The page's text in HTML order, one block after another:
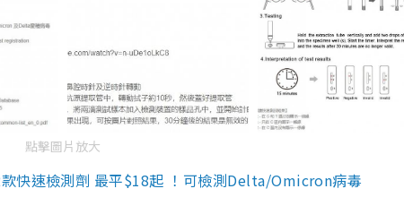
點擊圖片放大
快速檢測劑 最平$18起 ！可檢測Delta/Omicron病毒